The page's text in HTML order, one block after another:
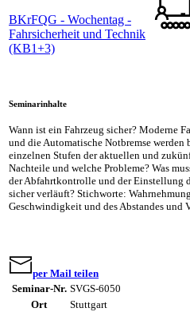
BKrFQG - Wochentag -
Fahrsicherheit und Technik
(KB1+3)
Seminarinhalte
Wann ist ein Fahrzeug sicher? Moderne
und die Automatische Notbremse
einzelnen Stufen der aktuellen und
Nachteile und welche Probleme? Was
der Abfahrtkontrolle und der Einstellung
sicher verläuft? Stichworte:
Geschwindigkeit und des Abstandes und
per Mail teilen
Seminar-Nr. SVGS-6050
Ort
Stuttgart